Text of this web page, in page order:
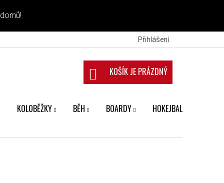
Přihlášení
NÁKUPNÍ KOŠÍK
KOLOBĚŽKY BĚH BOARDY HOKEJBAL